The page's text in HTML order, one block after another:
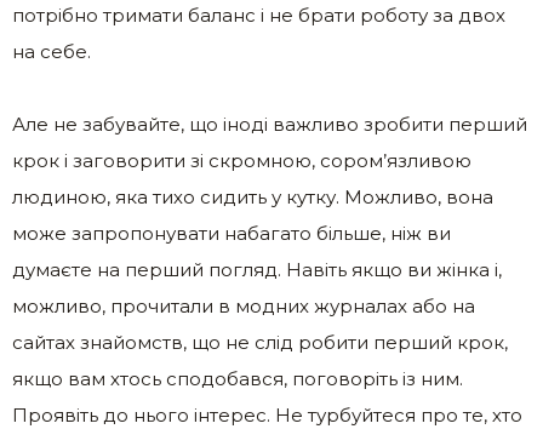
потрібно тримати баланс і не брати роботу за двох
на себе.
Але не забувайте, що іноді важливо зробити перший
крок і заговорити зі скромною, сором’язливою
людиною, яка тихо сидить у кутку. Можливо, вона
може запропонувати набагато більше, ніж ви
думаєте на перший погляд. Навіть якщо ви жінка і,
можливо, прочитали в модних журналах або на
сайтах знайомств, що не слід робити перший крок,
якщо вам хтось сподобався, поговоріть із ним.
Проявіть до нього інтерес. Не турбуйтеся про те, хто